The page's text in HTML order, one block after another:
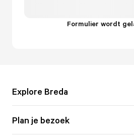
Formulier wordt
Explore Breda
Plan je bezoek